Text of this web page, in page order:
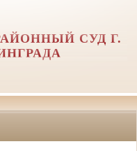
СУД Г.